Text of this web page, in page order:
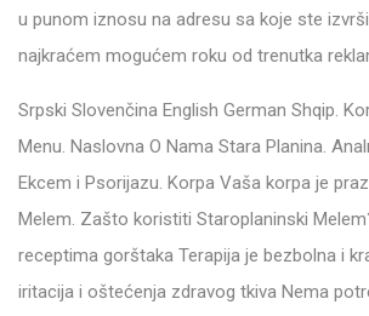
u punom iznosu na adresu sa koje ste
najkraćem mogućem roku od trenutka
Srpski Slovenčina English German Shqip.
Menu. Naslovna O Nama Stara Planina.
Ekcem i Psorijazu. Korpa Vaša korpa je
Melem. Zašto koristiti Staroplaninski
receptima gorštaka Terapija je bezbolna i
iritacija i oštećenja zdravog tkiva Nema